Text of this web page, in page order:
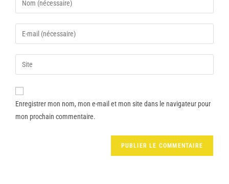
Enregistrer mon nom, mon e-mail et mon site dans le navigateur pour
mon prochain commentaire.